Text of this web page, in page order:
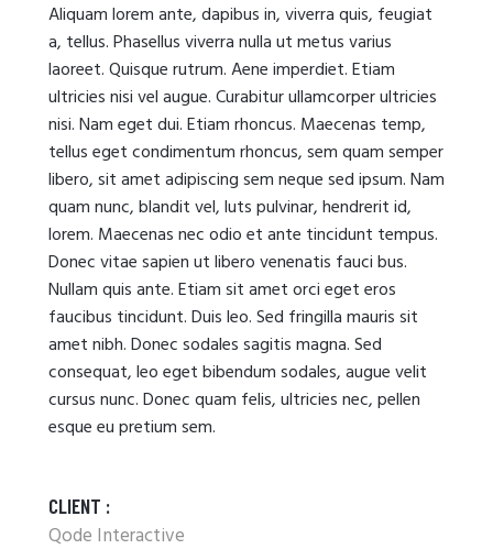
Aliquam lorem ante, dapibus in, viverra quis, feugiat
a, tellus. Phasellus viverra nulla ut metus varius
laoreet. Quisque rutrum. Aene imperdiet. Etiam
ultricies nisi vel augue. Curabitur ullamcorper ultricies
nisi. Nam eget dui. Etiam rhoncus. Maecenas temp,
tellus eget condimentum rhoncus, sem quam semper
libero, sit amet adipiscing sem neque sed ipsum. Nam
quam nunc, blandit vel, luts pulvinar, hendrerit id,
lorem. Maecenas nec odio et ante tincidunt tempus.
Donec vitae sapien ut libero venenatis fauci bus.
Nullam quis ante. Etiam sit amet orci eget eros
faucibus tincidunt. Duis leo. Sed fringilla mauris sit
amet nibh. Donec sodales sagitis magna. Sed
consequat, leo eget bibendum sodales, augue velit
cursus nunc. Donec quam felis, ultricies nec, pellen
esque eu pretium sem.
CLIENT :
Qode Interactive